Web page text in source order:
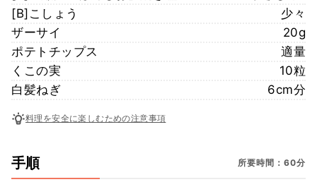
[B]こしょう
少々
ザーサイ
20g
ポテトチップス
適量
くこの実
10粒
白髪ねぎ
6cm分
料理を安全に楽しむための注意事項
手順 所要時間：60分